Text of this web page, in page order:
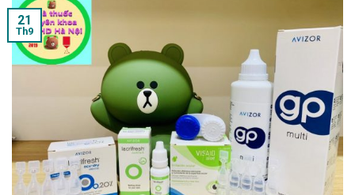
21
Th9